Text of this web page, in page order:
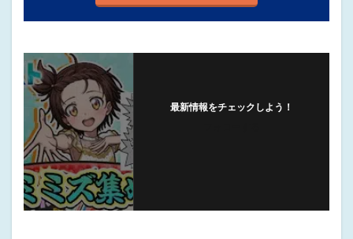
最新情報をチェックしよう！